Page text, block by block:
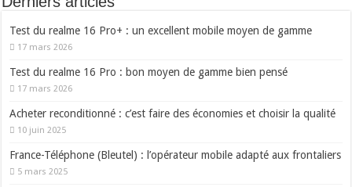
Test du realme 16 Pro+ : un excellent mobile moyen de gamme
17 mars 2026
Test du realme 16 Pro : bon moyen de gamme bien pensé
17 mars 2026
Acheter reconditionné : c’est faire des économies et choisir la qualité
10 juin 2025
France-Téléphone (Bleutel) : l’opérateur mobile adapté aux frontaliers
5 mars 2025